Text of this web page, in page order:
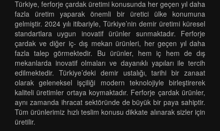
Türkiye, ferforje çardak üretimi konusunda her geçen yıl daha
fazla üretim yaparak önemli bir üretici ülke konumuna
gelmiştir. 2024 yılı itibariyle, Türkiye’nin demir üretimi küresel
standartlara uygun inovatif ürünler sunmaktadır. Ferforje
çardak ve diğer iç- dış mekan ürünleri, her geçen yıl daha
fazla talep görmektedir. Bu ürünler, hem iç hem de dış
mekanlarda inovatif olmaları ve dayanıklı yapıları ile tercih
edilmektedir. Türkiye’deki demir ustalığı, tarihi bir zanaat
olarak geleneksel işçiliği modern teknolojiyle birleştirerek
kaliteli üretimler ortaya koymaktadır. Ferforje çardak ürünler,
aynı zamanda ihracat sektöründe de büyük bir paya sahiptir.
Tüm ürünlerimiz hızlı teslim konusu dikkate alınarak sizler için
üretilir.